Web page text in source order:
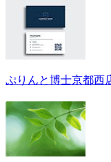
ぷりんと博士京都西